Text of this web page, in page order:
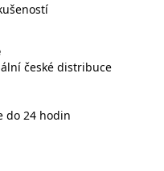
české distribuce
do 24 hodin